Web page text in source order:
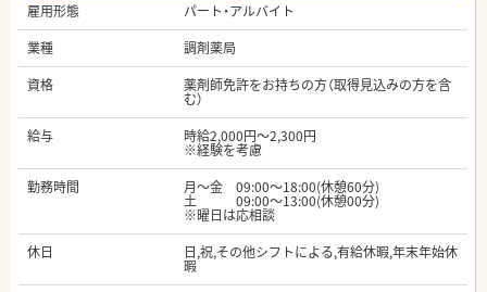
雇用形態
パート・アルバイト
業種
調剤薬局
資格
薬剤師免許をお持ちの方（取得見込みの方を含
む）
給与
時給2,000円～2,300円
※経験を考慮
勤務時間
月～金 09:00～18:00(休憩60分)
土 09:00～13:00(休憩00分)
※曜日は応相談
休日
日,祝,その他シフトによる,有給休暇,年末年始休
暇